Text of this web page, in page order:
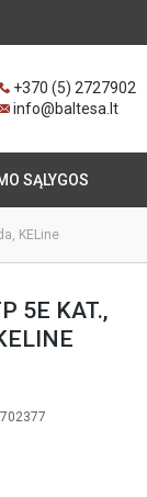
+370 (5) 2727902
info@baltesa.lt
SĄLYGOS
KELine
5E KAT.,